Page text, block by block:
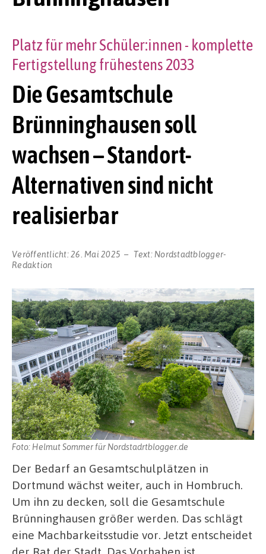
Die Gesamtschule
Brünninghausen soll
wachsen – Standort-
Alternativen sind nicht
realisierbar
Platz für mehr Schüler:innen - komplette
Fertigstellung frühestens 2033
Veröffentlicht:26. Mai 2025 Text: Nordstadtblogger-
Redaktion
Foto: Helmut Sommer für Nordstadrtblogger.de
Der Bedarf an Gesamtschulplätzen in
Dortmund wächst weiter, auch in Hombruch.
Um ihn zu decken, soll die Gesamtschule
Brünninghausen größer werden. Das schlägt
eine Machbarkeitsstudie vor. Jetzt entscheidet